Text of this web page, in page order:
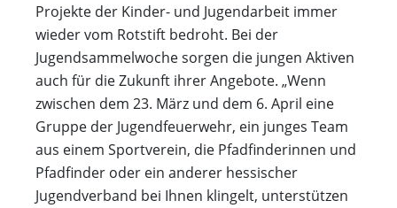
Projekte der Kinder- und Jugendarbeit immer
wieder vom Rotstift bedroht. Bei der
Jugendsammelwoche sorgen die jungen Aktiven
auch für die Zukunft ihrer Angebote. „Wenn
zwischen dem 23. März und dem 6. April eine
Gruppe der Jugendfeuerwehr, ein junges Team
aus einem Sportverein, die Pfadfinderinnen und
Pfadfinder oder ein anderer hessischer
Jugendverband bei Ihnen klingelt, unterstützen